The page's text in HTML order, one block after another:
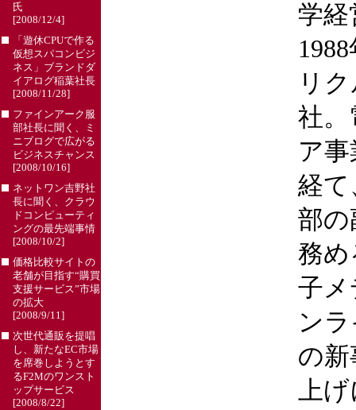
氏
[2008/12/4]
「遊休CPUで作る
仮想スパコンビジ
ネス」ブランドダ
イアログ稲葉社長
[2008/11/28]
ファインアーク服
部社長に聞く、ミ
ニブログで広がる
ビジネスチャンス
[2008/10/16]
ネットワン吉野社
長に聞く、クラウ
ドコンピューティ
ングの最先端事情
[2008/10/2]
価格比較サイトの
老舗が目指す“購買
支援サービス”市場
の拡大
[2008/9/11]
次世代通販を提唱
し、新たなEC市場
を席巻しようとす
るF2Mのワンスト
ップサービス
[2008/8/22]
学経
リ
社。
ア
経て
部の
務め
子
ン
の
上げ